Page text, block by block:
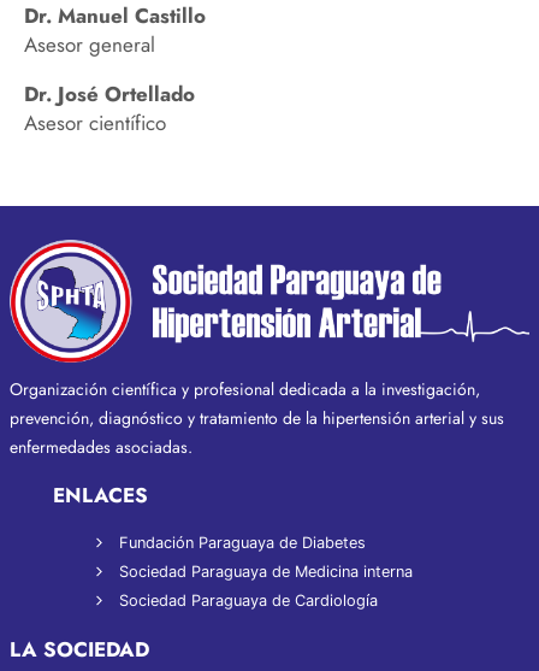
Dr. Manuel Castillo
Asesor general
Dr. José Ortellado
Asesor científico
Organización científica y profesional dedicada a la investigación,
prevención, diagnóstico y tratamiento de la hipertensión arterial y sus
enfermedades asociadas.
ENLACES
Fundación Paraguaya de Diabetes
Sociedad Paraguaya de Medicina interna
Sociedad Paraguaya de Cardiología
LA SOCIEDAD